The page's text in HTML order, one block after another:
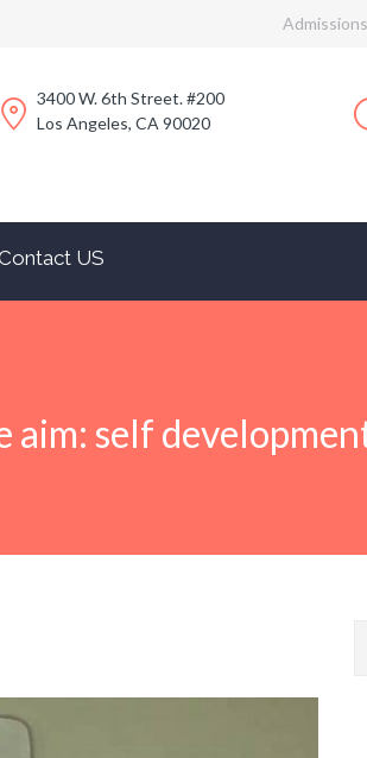
3400 W. 6th Street. #200
Los Angeles, CA 90020
US
aim: self